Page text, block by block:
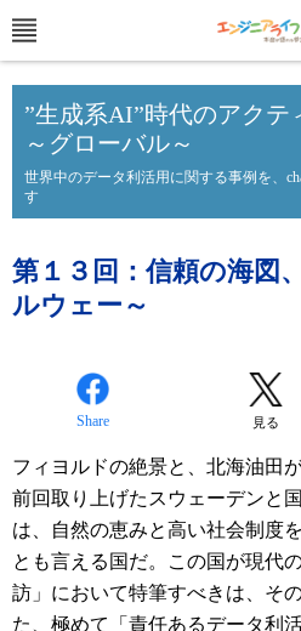
”生成系AI”時代のアクテ
～グローバル～
世界中のデータ利活用に関する事例を、
す
第１３回：信頼の海図
ルウェー～
Share 見る
フィヨルドの絶景と、北海油田
前回取り上げたスウェーデンと
は、自然の恵みと高い社会制度
とも言える国だ。この国が現代
訪」において特筆すべきは、そ
た、極めて「責任あるデータ利